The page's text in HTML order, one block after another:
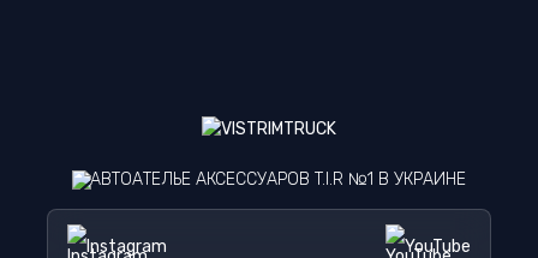
АВТОАТЕЛЬЕ АКСЕССУАРОВ T.I.R №1 В УКРАИНЕ
Instagram YouTube